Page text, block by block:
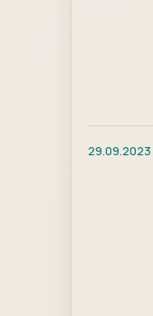
29.09.2023